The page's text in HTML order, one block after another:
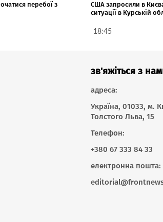
перебої з
США запросили в
ситуації в Курській
18:45
зв'яжіться з
адреса:
Україна, 01033, м.
Толстого Льва, 15
Телефон:
+380 67 333 84 33
електронна пошта: